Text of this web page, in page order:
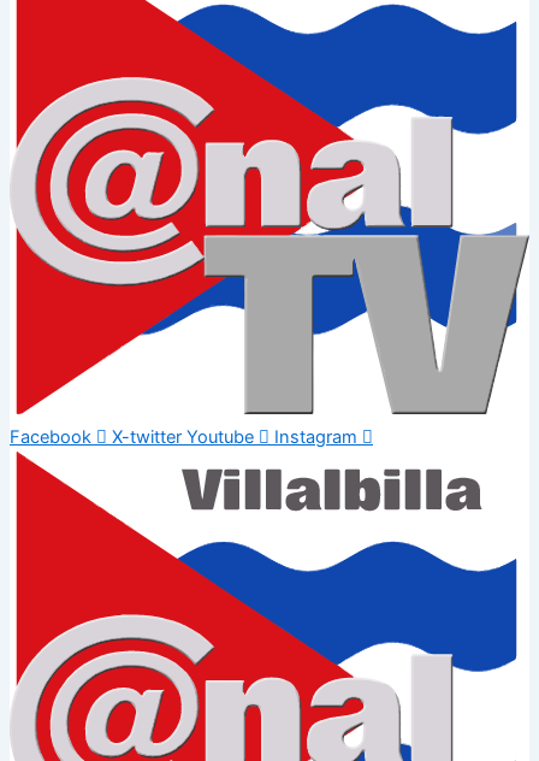
Facebook X-twitter Youtube Instagram